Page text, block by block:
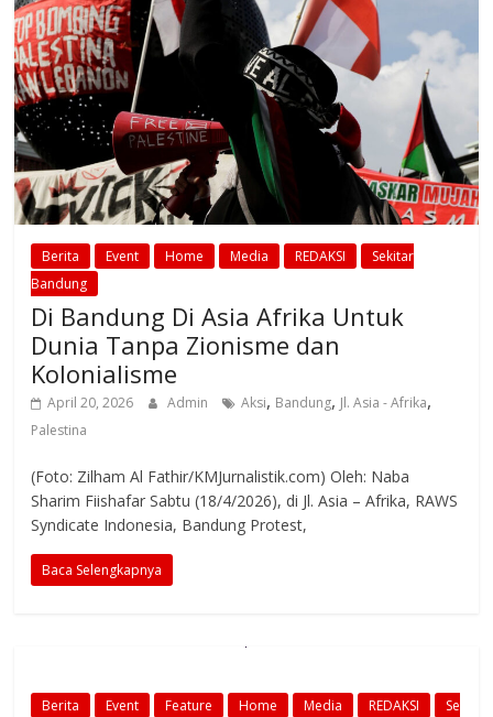
Berita Event Home Media REDAKSI
Sekitar
Bandung
Di Bandung Di Asia Afrika Untuk
Dunia Tanpa Zionisme dan
Kolonialisme
April 20, 2026 Admin Aksi, Bandung, Jl. Asia - Afrika,
Palestina
(Foto: Zilham Al Fathir/KMJurnalistik.com) Oleh: Naba
Sharim Fiishafar Sabtu (18/4/2026), di Jl. Asia – Afrika, RAWS
Syndicate Indonesia, Bandung Protest,
Baca Selengkapnya
Berita Event Feature Home Media REDAKSI
Se